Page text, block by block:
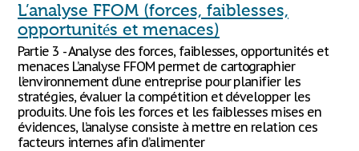
L’analyse FFOM (forces, faiblesses,
opportunités et menaces)
Partie 3 - Analyse des forces, faiblesses, opportunités et
menaces L’analyse FFOM permet de cartographier
l’environnement d’une entreprise pour planifier les
stratégies, évaluer la compétition et développer les
produits. Une fois les forces et les faiblesses mises en
évidences, l’analyse consiste à mettre en relation ces
facteurs internes afin d’alimenter